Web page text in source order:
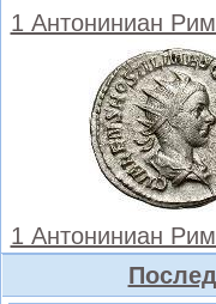
1 Антониниан
1 Антониниан